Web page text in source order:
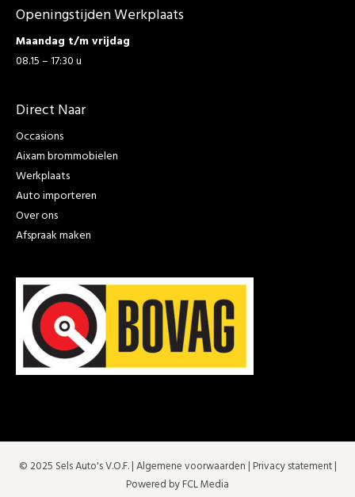
Openingstijden Werkplaats
Maandag t/m vrijdag
08.15 – 17:30 u
Direct Naar
Occasions
Aixam brommobielen
Werkplaats
Auto importeren
Over ons
Afspraak maken
© 2025 Sels Auto's V.O.F. |Algemene voorwaarden | Privacy statement|
Powered by FCL Media